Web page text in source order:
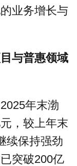
业务增长与
与普惠领域
年末渤
，较上年末
续保持强劲
突破200亿